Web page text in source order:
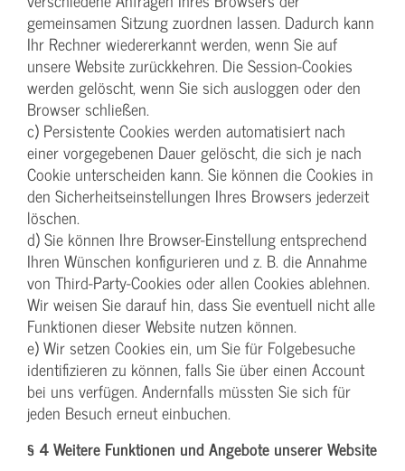
gemeinsamen Sitzung zuordnen lassen. Dadurch kann
Ihr Rechner wiedererkannt werden, wenn Sie auf
unsere Website zurückkehren. Die Session-Cookies
werden gelöscht, wenn Sie sich ausloggen oder den
Browser schließen.
c) Persistente Cookies werden automatisiert nach
einer vorgegebenen Dauer gelöscht, die sich je nach
Cookie unterscheiden kann. Sie können die Cookies in
den Sicherheitseinstellungen Ihres Browsers jederzeit
löschen.
d) Sie können Ihre Browser-Einstellung entsprechend
Ihren Wünschen konfigurieren und z. B. die Annahme
von Third-Party-Cookies oder allen Cookies ablehnen.
Wir weisen Sie darauf hin, dass Sie eventuell nicht alle
Funktionen dieser Website nutzen können.
e) Wir setzen Cookies ein, um Sie für Folgebesuche
identifizieren zu können, falls Sie über einen Account
bei uns verfügen. Andernfalls müssten Sie sich für
jeden Besuch erneut einbuchen.
§ 4 Weitere Funktionen und Angebote unserer Website